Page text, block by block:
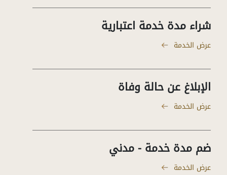
شراء مدة خدمة اعتبارية
عرض الخدمة
الإبلاغ عن حالة وفاة
عرض الخدمة
ضم مدة خدمة - مدني
عرض الخدمة